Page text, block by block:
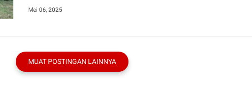
mendatang.
Mei 06, 2025
MUAT POSTINGAN LAINNYA